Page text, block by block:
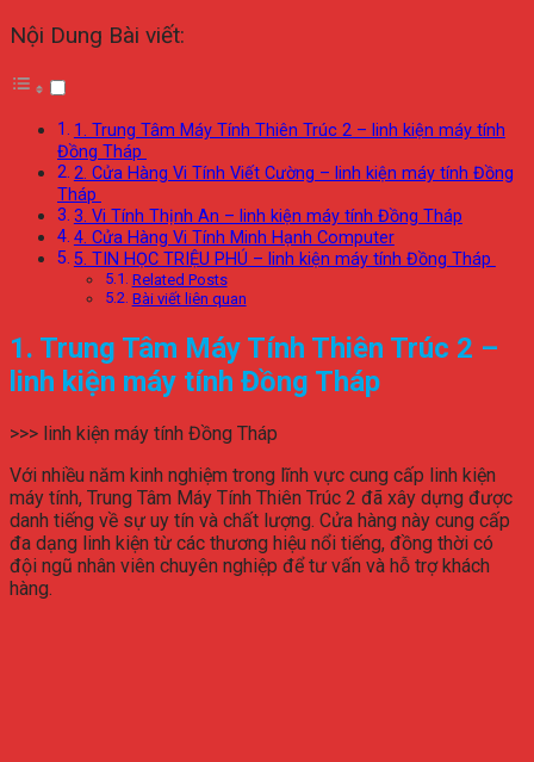
Nội Dung Bài viết:
1. Trung Tâm Máy Tính Thiên Trúc 2 – linh kiện máy tính
Đồng Tháp
2. Cửa Hàng Vi Tính Viết Cường – linh kiện máy tính Đồng
Tháp
3. Vi Tính Thịnh An – linh kiện máy tính Đồng Tháp
4. Cửa Hàng Vi Tính Minh Hạnh Computer
5. TIN HỌC TRIỆU PHÚ – linh kiện máy tính Đồng Tháp
Related Posts
Bài viết liên quan
1. Trung Tâm Máy Tính Thiên Trúc 2 –
linh kiện máy tính Đồng Tháp
>>> linh kiện máy tính Đồng Tháp
Với nhiều năm kinh nghiệm trong lĩnh vực cung cấp linh kiện
máy tính, Trung Tâm Máy Tính Thiên Trúc 2 đã xây dựng được
danh tiếng về sự uy tín và chất lượng. Cửa hàng này cung cấp
đa dạng linh kiện từ các thương hiệu nổi tiếng, đồng thời có
đội ngũ nhân viên chuyên nghiệp để tư vấn và hỗ trợ khách
hàng.